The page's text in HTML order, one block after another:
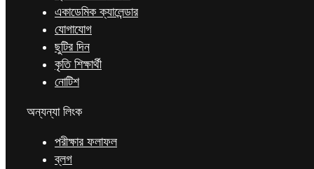
একাডেমিক ক্যালেন্ডার
যোগাযোগ
ছুটির দিন
কৃতি শিক্ষার্থী
নোটিশ
অন্যন্যা লিংক
পরীক্ষার ফলাফল
ব্লগ